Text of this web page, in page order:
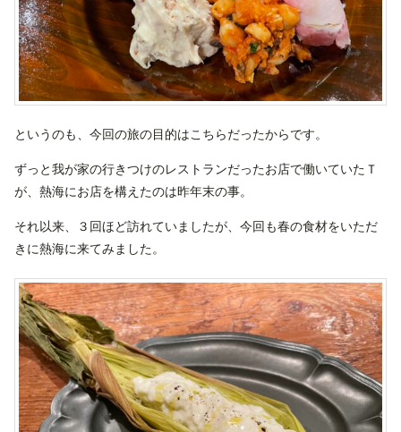
というのも、今回の旅の目的はこちらだったからです。
ずっと我が家の行きつけのレストランだったお店で働いていたＴ
が、熱海にお店を構えたのは昨年末の事。
それ以来、３回ほど訪れていましたが、今回も春の食材をいただ
きに熱海に来てみました。